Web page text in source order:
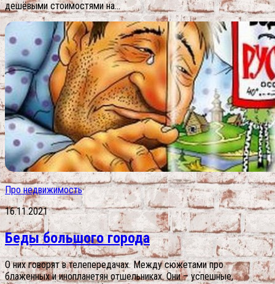
дешёвыми стоимостями на...
Про недвижимость
16.11.2021
Беды большого города
О них говорят в телепередачах. Между сюжетами про
блаженных и инопланетян отшельниках. Они – успешные,